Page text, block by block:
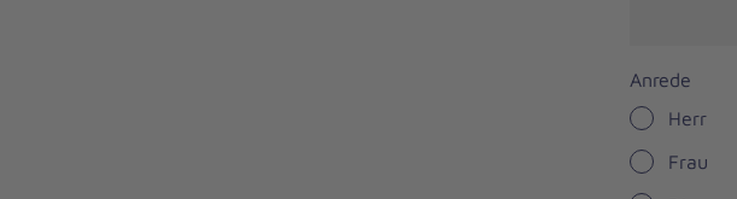
Anrede
Herr
Frau